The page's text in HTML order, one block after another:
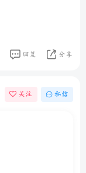
回复 分享
关注 私信